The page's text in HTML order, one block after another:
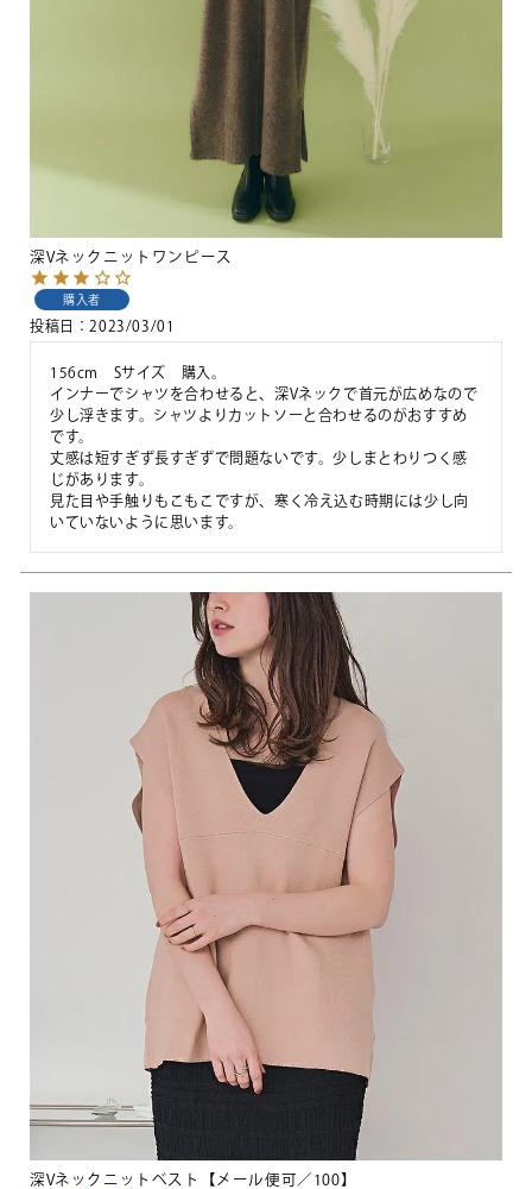
深Vネックニットワンピース
購入者
投稿日 2023/03/01
156cm　Sサイズ　購入。
インナーでシャツを合わせると、深Vネックで首元が広めなので
少し浮きます。シャツよりカットソーと合わせるのがおすすめ
です。
丈感は短すぎず長すぎずで問題ないです。少しまとわりつく感
じがあります。
見た目や手触りもこもこですが、寒く冷え込む時期には少し向
いていないように思います。
深Vネックニットベスト【メール便可／100】